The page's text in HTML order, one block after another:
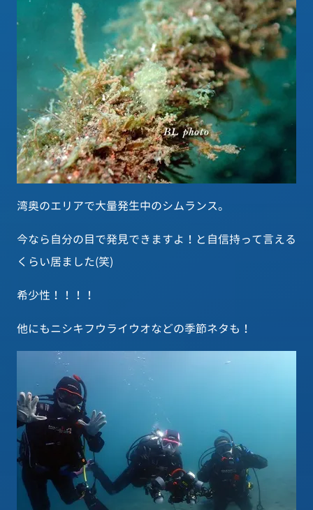
湾奥のエリアで大量発生中のシムランス。
今なら自分の目で発見できますよ！と自信持って言える
くらい居ました(笑)
希少性！！！！
他にもニシキフウライウオなどの季節ネタも！